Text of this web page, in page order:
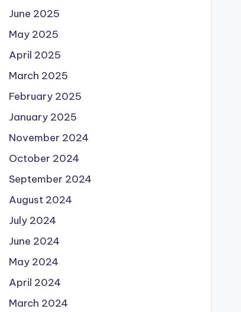
June 2025
May 2025
April 2025
March 2025
February 2025
January 2025
November 2024
October 2024
September 2024
August 2024
July 2024
June 2024
May 2024
April 2024
March 2024